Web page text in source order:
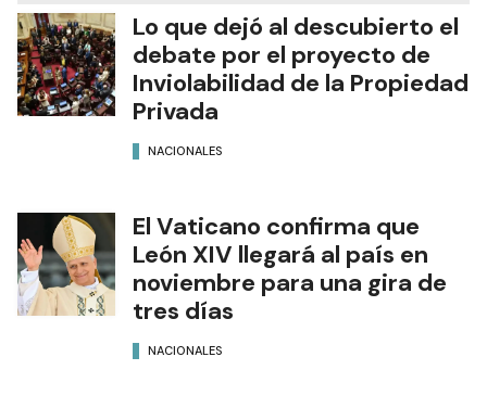
Lo que dejó al descubierto el
debate por el proyecto de
Inviolabilidad de la Propiedad
Privada
NACIONALES
El Vaticano confirma que
León XIV llegará al país en
noviembre para una gira de
tres días
NACIONALES